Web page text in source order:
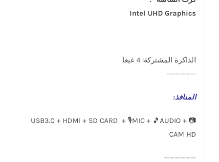
Intel UHD Graphics
الذاكرة المشتركة: 4 غيغا
—————-
المنافذ:
USB3.0 + HDMI + SD CARD + 🎙️MIC + 🎵AUDIO + 📷
CAM HD